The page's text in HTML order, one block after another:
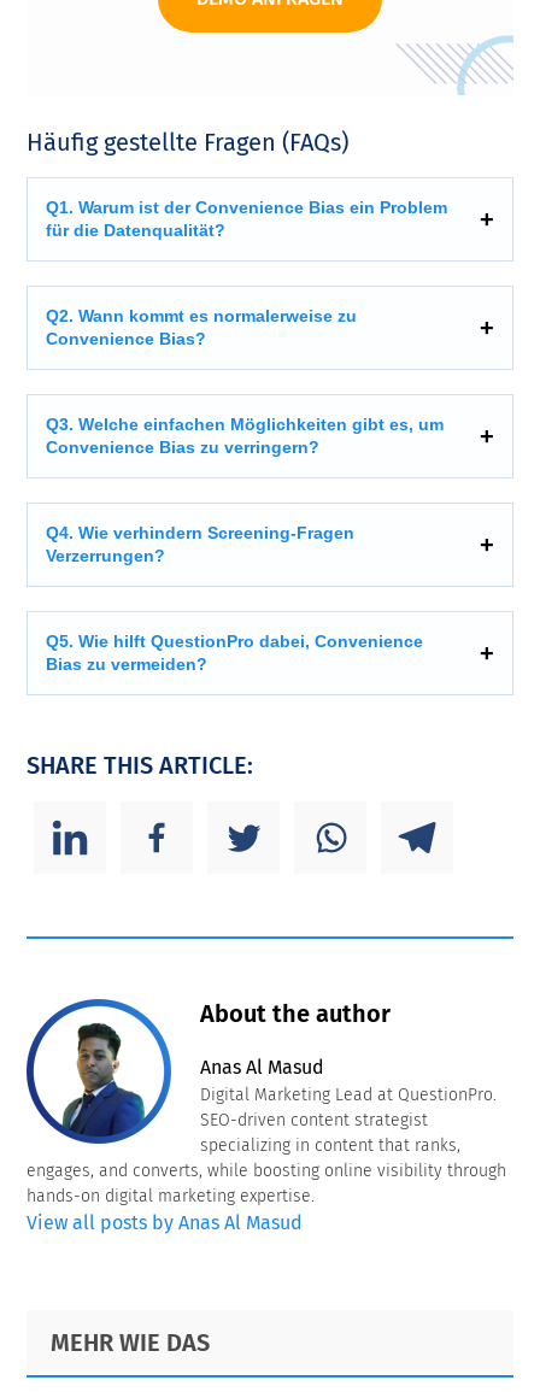
Häufig gestellte Fragen (FAQs)
Q1. Warum ist der Convenience Bias ein Problem
für die Datenqualität?
Q2. Wann kommt es normalerweise zu
Convenience Bias?
Q3. Welche einfachen Möglichkeiten gibt es, um
Convenience Bias zu verringern?
Q4. Wie verhindern Screening-Fragen
Verzerrungen?
Q5. Wie hilft QuestionPro dabei, Convenience
Bias zu vermeiden?
SHARE THIS ARTICLE:
About the author
Anas Al Masud
Digital Marketing Lead at QuestionPro.
SEO-driven content strategist
specializing in content that ranks,
engages, and converts, while boosting online visibility through
hands-on digital marketing expertise.
View all posts by Anas Al Masud
Primary
Sidebar
Footer
MEHR WIE DAS